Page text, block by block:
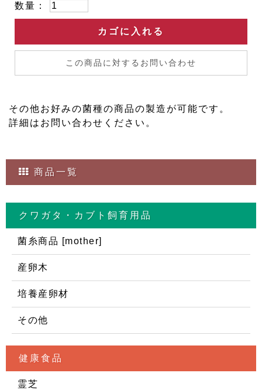
数量：
カゴに入れる
この商品に対するお問い合わせ
その他お好みの菌種の商品の製造が可能です。
詳細はお問い合わせください。
商品一覧
クワガタ・カブト飼育用品
菌糸商品 [mother]
産卵木
培養産卵材
その他
健康食品
霊芝